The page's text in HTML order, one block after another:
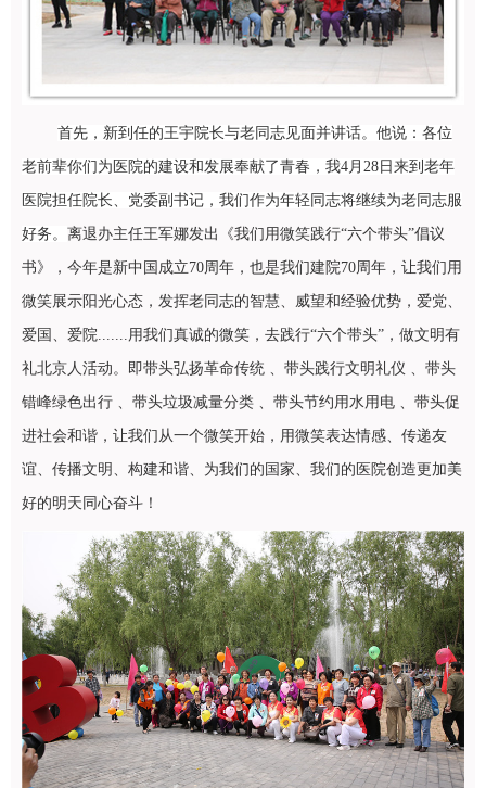
首先，新到任的王宇院长与老同志见面并讲话。他说：各位
老前辈你们为医院的建设和发展奉献了青春，我4月28日来到老年
医院担任院长、党委副书记，我们作为年轻同志将继续为老同志服
好务。 离退办主任王军娜发出《我们用微笑践行“六个带头”倡议
书》， 今年是新中国成立70周年，也是我们建院70周年，让我们用
微笑展示阳光心态，发挥老同志的智慧、威望和经验优势，爱党、
爱国、爱院.......用我们真诚的微笑，去践行“六个带头”，做文明有
礼北京人活动。即带头弘扬革命传统 、带头践行文明礼仪 、带头
错峰绿色出行 、带头垃圾减量分类 、带头节约用水用电 、带头促
进社会和谐， 让我们从一个微笑开始，用微笑表达情感、传递友
谊、传播文明、构建和谐、为我们的国家、我们的医院创造更加美
好的明天同心奋斗！